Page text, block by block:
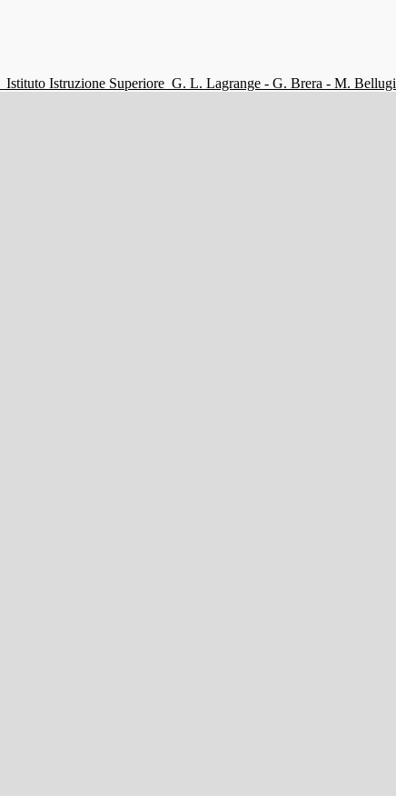
Istituto Istruzione Superiore G. L. Lagrange - G. Brera - M. Bellugi